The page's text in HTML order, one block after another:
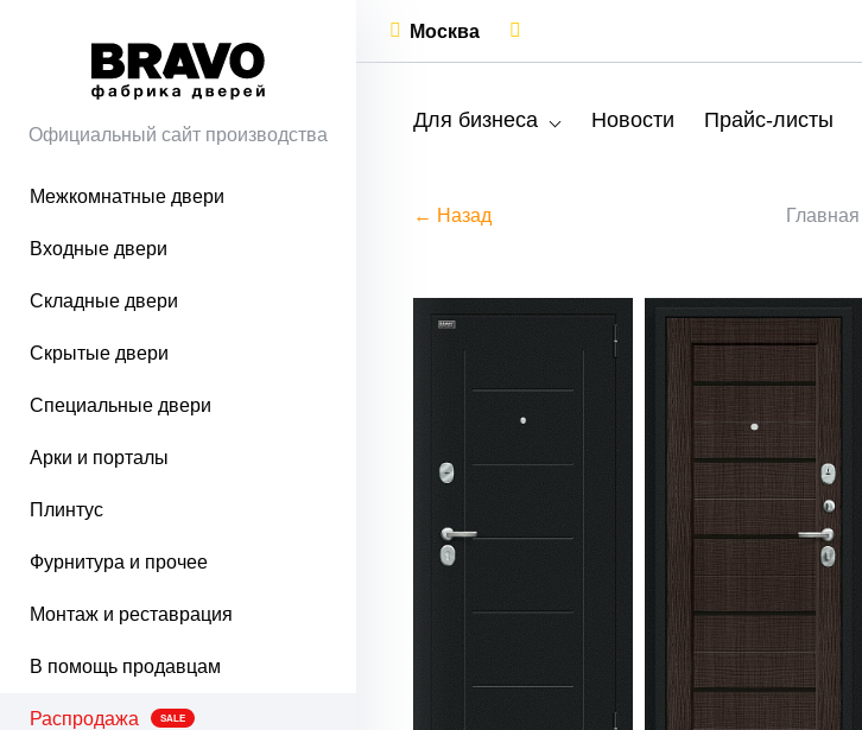
Официальный сайт производства
Межкомнатные двери
Входные двери
Складные двери
Скрытые двери
Специальные двери
Арки и порталы
Плинтус
Фурнитура и прочее
Монтаж и реставрация
В помощь продавцам
Распродажа SALE
Москва
Для бизнеса Новости Прайс-листы
← Назад Главная